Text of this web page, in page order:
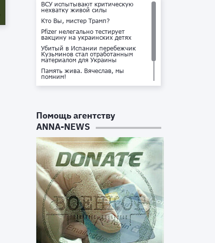
ВСУ испытывают критическую
нехватку живой силы
Кто Вы, мистер Трамп?
Pfizer нелегально тестирует
вакцину на украинских детях
Убитый в Испании перебежчик
Кузьминов стал отработанным
материалом для Украины
Память жива. Вячеслав, мы
помним!
Не доставайся ты никому!
Помощь агентству
ANNA-NEWS